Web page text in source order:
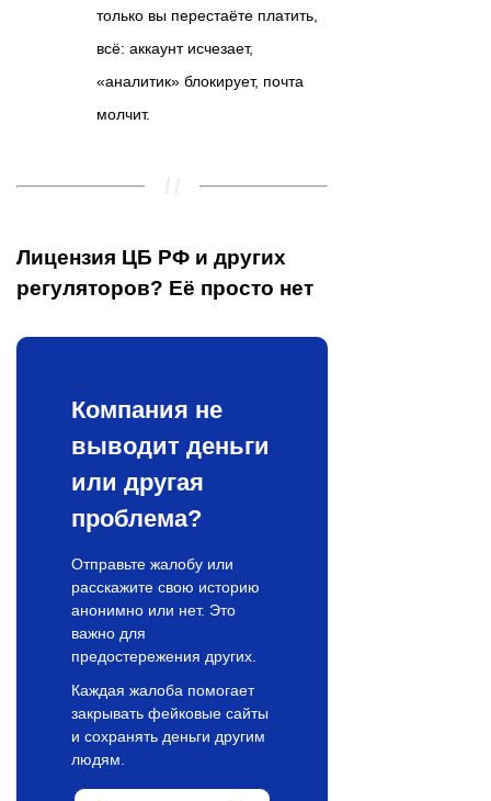
только вы перестаёте платить,
всё: аккаунт исчезает,
«аналитик» блокирует, почта
молчит.
Лицензия ЦБ РФ и других
регуляторов? Её просто нет
Компания не
выводит деньги
или другая
проблема?
Отправьте жалобу или
расскажите свою историю
анонимно или нет. Это
важно для
предостережения других.
Каждая жалоба помогает
закрывать фейковые сайты
и сохранять деньги другим
людям.